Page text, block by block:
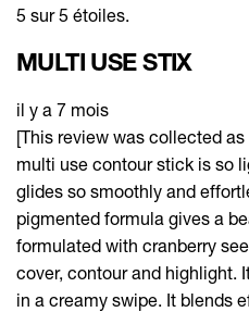
5 sur 5 étoiles.
MULTI USE STIX
il y a 7 mois
[This review was collected
multi use contour stick is so
glides so smoothly and
pigmented formula gives a
formulated with cranberry
cover, contour and highlight.
in a creamy swipe. It blends